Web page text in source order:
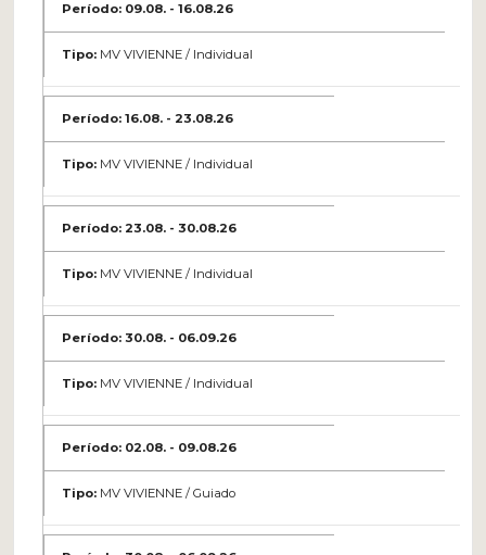
09.08. - 16.08.26
MV VIVIENNE / Individual
16.08. - 23.08.26
MV VIVIENNE / Individual
23.08. - 30.08.26
MV VIVIENNE / Individual
30.08. - 06.09.26
MV VIVIENNE / Individual
02.08. - 09.08.26
MV VIVIENNE / Guiado